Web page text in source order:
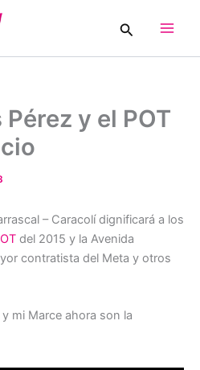
Buscar
y el POT
– Caracolí dignificará a los
del 2015 y la Avenida
contratista del Meta y otros
mi Marce ahora son la